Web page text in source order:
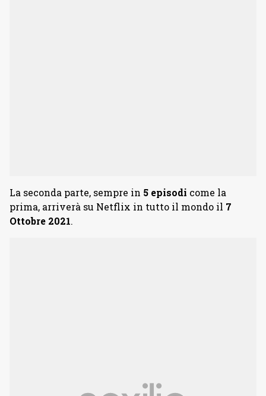
La seconda parte, sempre in 5 episodi come la
prima, arriverà su Netflix in tutto il mondo il 7
Ottobre 2021.